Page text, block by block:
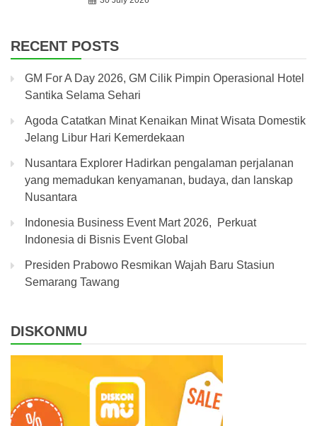
RECENT POSTS
GM For A Day 2026, GM Cilik Pimpin Operasional Hotel
Santika Selama Sehari
Agoda Catatkan Minat Kenaikan Minat Wisata Domestik
Jelang Libur Hari Kemerdekaan
Nusantara Explorer Hadirkan pengalaman perjalanan
yang memadukan kenyamanan, budaya, dan lanskap
Nusantara
Indonesia Business Event Mart 2026, Perkuat
Indonesia di Bisnis Event Global
Presiden Prabowo Resmikan Wajah Baru Stasiun
Semarang Tawang
DISKONMU